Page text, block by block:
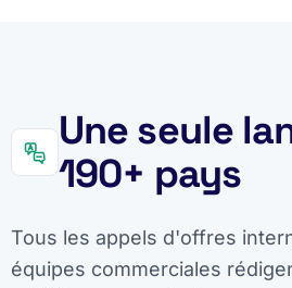
Une seule
190+ pays
Tous les appels d'offres
équipes commerciales